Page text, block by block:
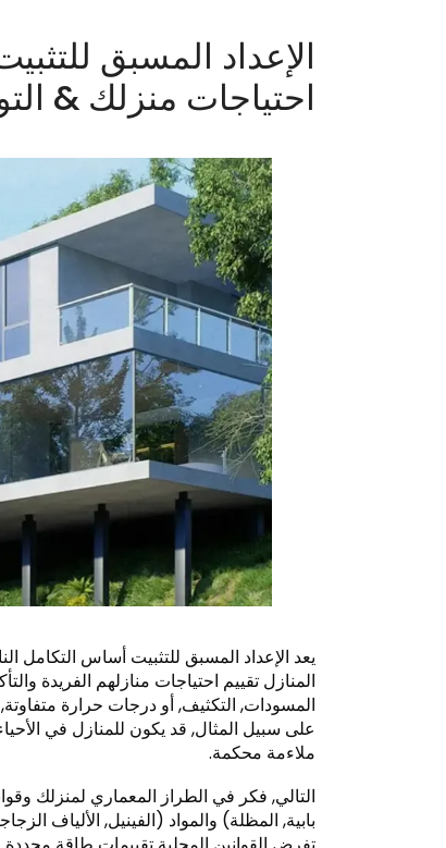
الإعداد المسبق
احتياجات منزلك &
المنازل تقييم احتياجات منازلهم الفريدة
على سبيل المثال, قد يكون للمنازل في
ملاءمة محكمة.
التالي, فكر في الطراز المعماري لمنزلك
بابية, المظلة) والمواد (الفينيل, الألياف